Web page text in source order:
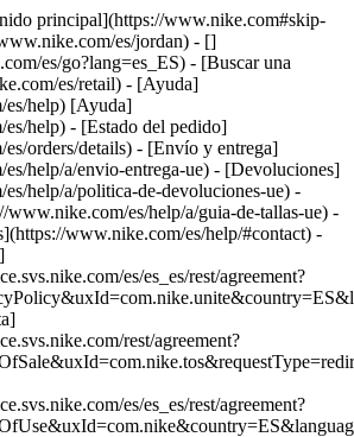
principal](https://www.nike.com#skip-
es/jordan) - []
es/go?lang=es_ES) - [Buscar una
es/retail) - [Ayuda]
es/help) [Ayuda]
help) - [Estado del pedido]
orders/details) - [Envío y entrega]
help/a/envio-entrega-ue) - [Devoluciones]
help/a/politica-de-devoluciones-ue) -
www.nike.com/es/help/a/guia-de-tallas-ue) -
www.nike.com/es/help/#contact) -
es/es_es/rest/agreement?
rest/agreement?
es/es_es/rest/agreement?